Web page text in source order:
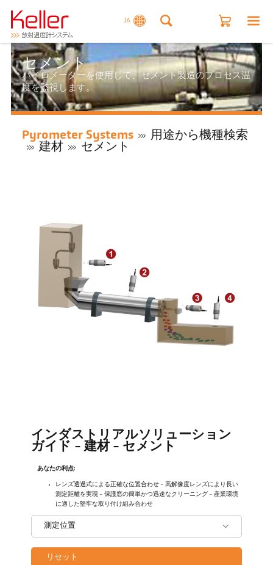
JA
セメント
パイロメーターを使用して、セメント製造のプロセス温
度を監視します。
Pyrometer Systems
用途から機種検索
建材
セメント
インダストリアルソリューション
ガイド - 建材 - セメント
あなたの利点:
レンズ透過式による正確な位置合わせ - 高解像度レンズにより長い
測定距離を実現 - 保護窓の簡単かつ迅速なクリーニング - 産業環境
に適した堅牢な取り付け組み合わせ
測定位置
リセット